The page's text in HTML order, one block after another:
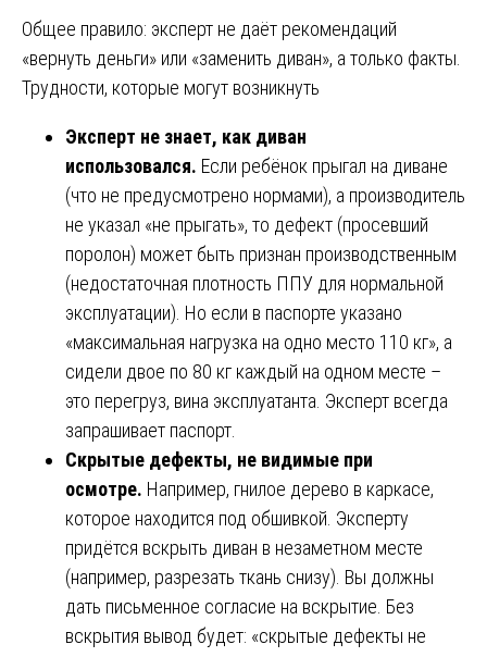
Общее правило: эксперт не даёт рекомендаций
«вернуть деньги» или «заменить диван», а только факты.
Трудности, которые могут возникнуть
Эксперт не знает, как диван
использовался. Если ребёнок прыгал на диване
(что не предусмотрено нормами), а производитель
не указал «не прыгать», то дефект (просевший
поролон) может быть признан производственным
(недостаточная плотность ППУ для нормальной
эксплуатации). Но если в паспорте указано
«максимальная нагрузка на одно место 110 кг», а
сидели двое по 80 кг каждый на одном месте –
это перегруз, вина эксплуатанта. Эксперт всегда
запрашивает паспорт.
Скрытые дефекты, не видимые при
осмотре. Например, гнилое дерево в каркасе,
которое находится под обшивкой. Эксперту
придётся вскрыть диван в незаметном месте
(например, разрезать ткань снизу). Вы должны
дать письменное согласие на вскрытие. Без
вскрытия вывод будет: «скрытые дефекты не